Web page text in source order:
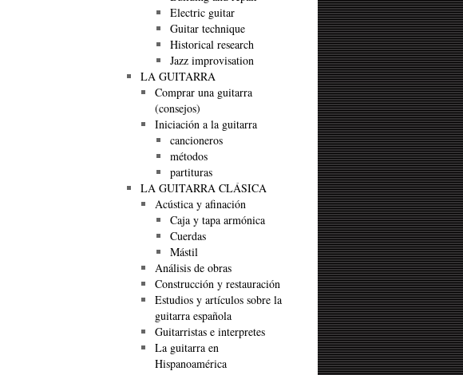
Electric guitar
Guitar technique
Historical research
Jazz improvisation
LA GUITARRA
Comprar una guitarra
(consejos)
Iniciación a la guitarra
cancioneros
métodos
partituras
LA GUITARRA CLÁSICA
Acústica y afinación
Caja y tapa armónica
Cuerdas
Mástil
Análisis de obras
Construcción y restauración
Estudios y artículos sobre la
guitarra española
Guitarristas e interpretes
La guitarra en
Hispanoamérica